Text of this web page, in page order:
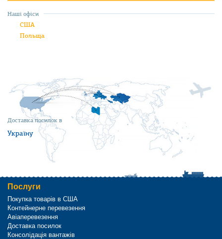
Доставка посилок в
Україну
Наші офіси
США
Польща
Послуги
Покупка товарів в США
Контейнерне перевезення
Авіаперевезення
Доставка посилок
Консолідація вантажів